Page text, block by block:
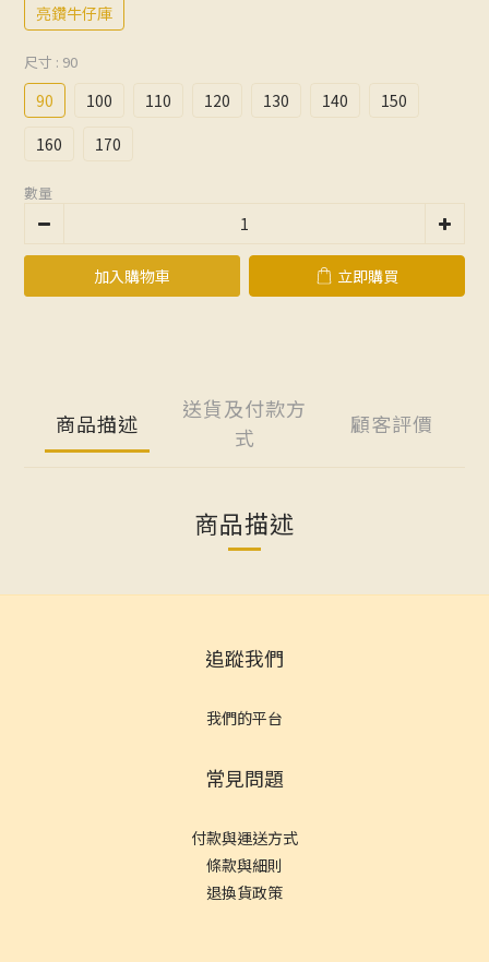
亮鑽牛仔庫
尺寸 : 90
90 100 110 120 130 140
150
160
170
數量
加入購物車 立即購買
商品描述
送貨及付款方
式
顧客評價
商品描述
追蹤我們
我們的平台
常見問題
付款與運送方式
條款與細則
退換貨政策